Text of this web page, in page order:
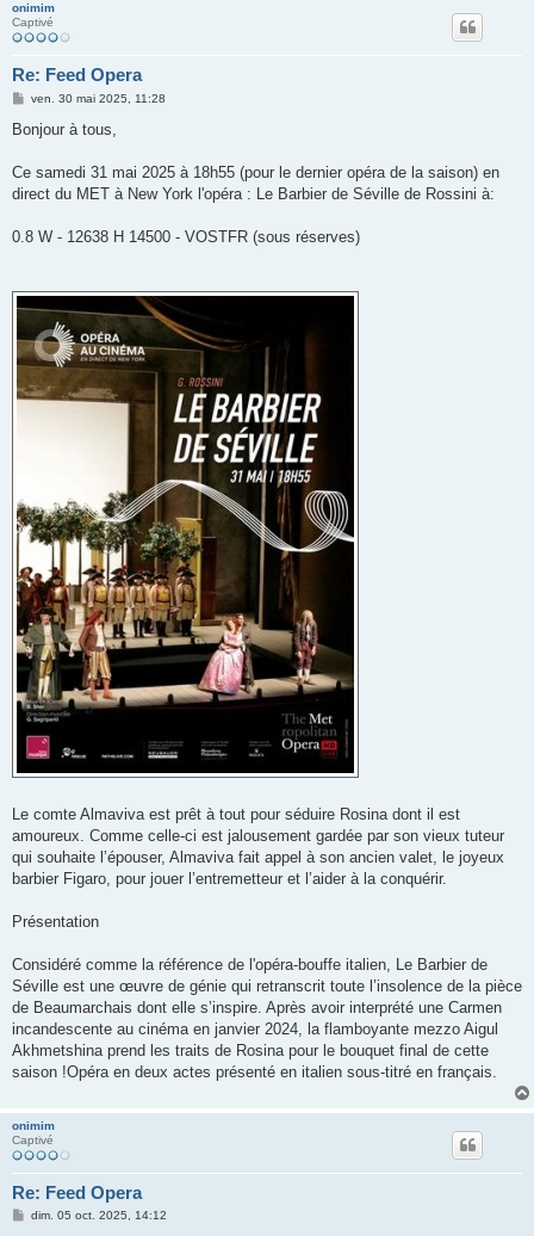
onimim
Captivé
Re: Feed Opera
M
s
g
ven. 30 mai 2025, 11:28
Bonjour à tous,
Ce samedi 31 mai 2025 à 18h55 (pour le dernier opéra de la saison) en
direct du MET à New York l'opéra : Le Barbier de Séville de Rossini à:
0.8 W - 12638 H 14500 - VOSTFR (sous réserves)
Le comte Almaviva est prêt à tout pour séduire Rosina dont il est
amoureux. Comme celle-ci est jalousement gardée par son vieux tuteur
qui souhaite l’épouser, Almaviva fait appel à son ancien valet, le joyeux
barbier Figaro, pour jouer l’entremetteur et l’aider à la conquérir.
Présentation
Considéré comme la référence de l'opéra-bouffe italien, Le Barbier de
Séville est une œuvre de génie qui retranscrit toute l’insolence de la pièce
de Beaumarchais dont elle s’inspire. Après avoir interprété une Carmen
incandescente au cinéma en janvier 2024, la flamboyante mezzo Aigul
Akhmetshina prend les traits de Rosina pour le bouquet final de cette
saison !Opéra en deux actes présenté en italien sous-titré en français.
onimim
Captivé
Re: Feed Opera
Mdim. 05 oct. 2025, 14:12